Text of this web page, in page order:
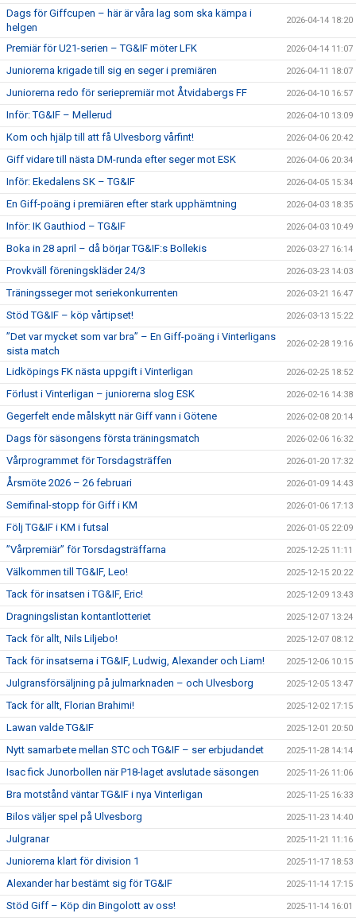
Dags för Giffcupen – här är våra lag som ska kämpa i
helgen
2026-04-14 18:20
Premiär för U21-serien – TG&IF möter LFK 2026-04-14 11:07
Juniorerna krigade till sig en seger i premiären 2026-04-11 18:07
Juniorerna redo för seriepremiär mot Åtvidabergs FF 2026-04-10 16:57
Inför: TG&IF – Mellerud 2026-04-10 13:09
Kom och hjälp till att få Ulvesborg vårfint! 2026-04-06 20:42
Giff vidare till nästa DM-runda efter seger mot ESK 2026-04-06 20:34
Inför: Ekedalens SK – TG&IF 2026-04-05 15:34
En Giff-poäng i premiären efter stark upphämtning 2026-04-03 18:35
Inför: IK Gauthiod – TG&IF 2026-04-03 10:49
Boka in 28 april – då börjar TG&IF:s Bollekis 2026-03-27 16:14
Provkväll föreningskläder 24/3 2026-03-23 14:03
Träningsseger mot seriekonkurrenten 2026-03-21 16:47
Stöd TG&IF – köp vårtipset! 2026-03-13 15:22
”Det var mycket som var bra” – En Giff-poäng i Vinterligans
sista match
2026-02-28 19:16
Lidköpings FK nästa uppgift i Vinterligan 2026-02-25 18:52
Förlust i Vinterligan – juniorerna slog ESK 2026-02-16 14:38
Gegerfelt ende målskytt när Giff vann i Götene 2026-02-08 20:14
Dags för säsongens första träningsmatch 2026-02-06 16:32
Vårprogrammet för Torsdagsträffen 2026-01-20 17:32
Årsmöte 2026 – 26 februari 2026-01-09 14:43
Semifinal-stopp för Giff i KM 2026-01-06 17:13
Följ TG&IF i KM i futsal 2026-01-05 22:09
”Vårpremiär” för Torsdagsträffarna 2025-12-25 11:11
Välkommen till TG&IF, Leo! 2025-12-15 20:22
Tack för insatsen i TG&IF, Eric! 2025-12-09 13:43
Dragningslistan kontantlotteriet 2025-12-07 13:24
Tack för allt, Nils Liljebo! 2025-12-07 08:12
Tack för insatserna i TG&IF, Ludwig, Alexander och Liam! 2025-12-06 10:15
Julgransförsäljning på julmarknaden – och Ulvesborg 2025-12-05 13:47
Tack för allt, Florian Brahimi! 2025-12-02 17:15
Lawan valde TG&IF 2025-12-01 20:50
Nytt samarbete mellan STC och TG&IF – ser erbjudandet 2025-11-28 14:14
Isac fick Junorbollen när P18-laget avslutade säsongen 2025-11-26 11:06
Bra motstånd väntar TG&IF i nya Vinterligan 2025-11-25 16:33
Bilos väljer spel på Ulvesborg 2025-11-23 14:40
Julgranar 2025-11-21 11:16
Juniorerna klart för division 1 2025-11-17 18:53
Alexander har bestämt sig för TG&IF 2025-11-14 17:15
Stöd Giff – Köp din Bingolott av oss! 2025-11-14 16:01